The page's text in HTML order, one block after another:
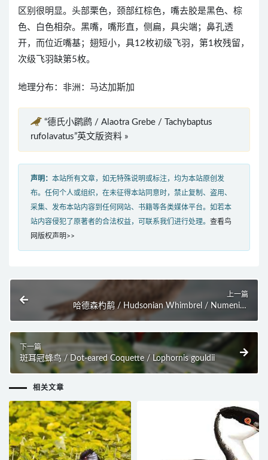
区别很明显。头部栗色，颈部红棕色，嘴去胶是黑色、棕
色、白色相杂。黑嘴，嘴形直，侧扁，具尖端；鼻孔透
开，而位近嘴基；翅短小，具12枚初级飞羽，第1枚残留，
次级飞羽缺第5枚。
地理分布：非洲：马达加斯加
“德氏小䴙䴘 / Alaotra Grebe / Tachybaptus
rufolavatus”英文版资料 »
声明： 本站所有文章，如无特殊说明或标注，均为本站原创发
布。任何个人或组织，在未征得本站同意时，禁止复制、盗用、
采集、发布本站内容到任何网站、书籍等各类媒体平台。如若本
站内容侵犯了原著者的合法权益，可联系我们进行处理。 查看鸟
网版权声明>>
上一篇
哈德森杓鹬 / Hudsonian Whimbrel / Numenius
下一篇
斑耳冠蜂鸟 / Dot-eared Coquette / Lophornis gouldii
相关文章